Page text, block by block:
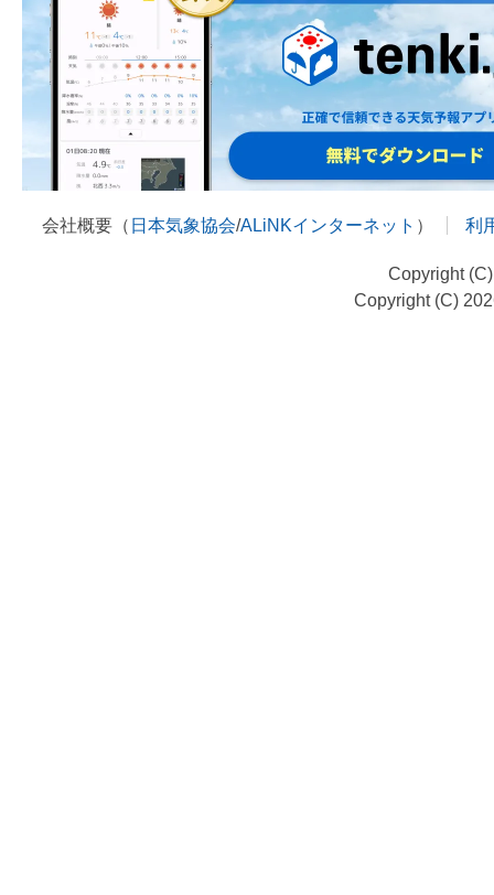
会社概要（ 日本気象協会/ALiNKインターネット ） 利
Copyright
Copyright (C)